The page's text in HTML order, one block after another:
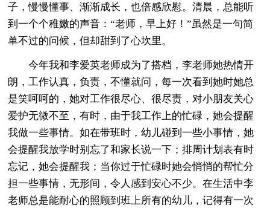
子，慢慢懂事、渐渐成长，也倍感欣慰。清晨，总能听
到一个个稚嫩的声音：“老师，早上好！”虽然是一句简
单不过的问候，但却甜到了心坎里。
今年我和李爱英老师成为了搭档，李老师她热情开
朗，工作认真，负责，不懂就问，每一次看到她时她总
是笑呵呵的，她对工作很尽心、很尽责，对小朋友关心
爱护无微不至，有时，由于我工作上的忙碌，她会提醒
我做一些事情。如在带班时，幼儿碰到一些小事情，她
会提醒我放学时别忘了和家长说一下；排周计划表有时
忘记，她会提醒我；当你过于忙碌时她会悄悄的帮忙分
担一些事情，无形间，令人感到安心不少。在生活中李
老师总是能耐心的照顾到班上所有的幼儿，记得有一次